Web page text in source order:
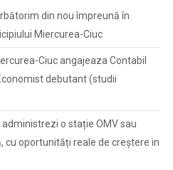
din nou împreună în
Miercurea-Ciuc
Ciuc angajeaza Contabil
debutant (studii
o stație OMV sau
cu oportunități reale de creștere in